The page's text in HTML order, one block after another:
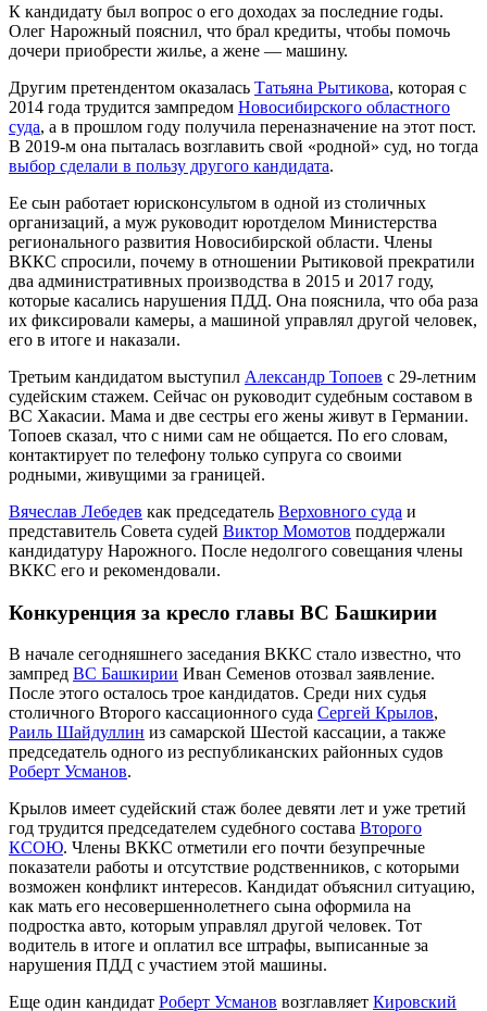
К кандидату был вопрос о его доходах за последние годы.
Олег Нарожный пояснил, что брал кредиты, чтобы помочь
дочери приобрести жилье, а жене — машину.
Другим претендентом оказалась Татьяна Рытикова, которая с
2014 года трудится зампредом Новосибирского областного
суда, а в прошлом году получила переназначение на этот пост.
В 2019-м она пыталась возглавить свой «родной» суд, но тогда
выбор сделали в пользу другого кандидата.
Ее сын работает юрисконсультом в одной из столичных
организаций, а муж руководит юротделом Министерства
регионального развития Новосибирской области. Члены
ВККС спросили, почему в отношении Рытиковой прекратили
два административных производства в 2015 и 2017 году,
которые касались нарушения ПДД. Она пояснила, что оба раза
их фиксировали камеры, а машиной управлял другой человек,
его в итоге и наказали.
Третьим кандидатом выступил Александр Топоев с 29-летним
судейским стажем. Сейчас он руководит судебным составом в
ВС Хакасии. Мама и две сестры его жены живут в Германии.
Топоев сказал, что с ними сам не общается. По его словам,
контактирует по телефону только супруга со своими
родными, живущими за границей.
Вячеслав Лебедев как председатель Верховного суда и
представитель Совета судей Виктор Момотов поддержали
кандидатуру Нарожного. После недолгого совещания члены
ВККС его и рекомендовали.
Конкуренция за кресло главы ВС Башкирии
В начале сегодняшнего заседания ВККС стало известно, что
зампред ВС Башкирии Иван Семенов отозвал заявление.
После этого осталось трое кандидатов. Среди них судья
столичного Второго кассационного суда Сергей Крылов,
Раиль Шайдуллин из самарской Шестой кассации, а также
председатель одного из республиканских районных судов
Роберт Усманов.
Крылов имеет судейский стаж более девяти лет и уже третий
год трудится председателем судебного состава Второго
КСОЮ. Члены ВККС отметили его почти безупречные
показатели работы и отсутствие родственников, с которыми
возможен конфликт интересов. Кандидат объяснил ситуацию,
как мать его несовершеннолетнего сына оформила на
подростка авто, которым управлял другой человек. Тот
водитель в итоге и оплатил все штрафы, выписанные за
нарушения ПДД с участием этой машины.
Еще один кандидат Роберт Усманов возглавляет Кировский